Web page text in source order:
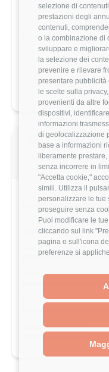
selezione di
prestazioni degli
contenuti,
o la combinazione di
sviluppare e
la selezione dei
prevenire e rilevare
presentare pubblicità
le scelte sulla
provenienti da altre
dispositivi,
informazioni
di geolocalizzazione
base a informazioni
liberamente
senza incorrere in
"Accetta cookie,"
simili. Utilizza il
personalizzare le tue
proseguire senza
Puoi modificare le
cliccando sul link
pagina o sull'icona
preferenze si
Buoni Pasto
Stock Options
Bonus Annuale
Auto Aziendale
Valutazione
Consulting di
Work-Life Balance
Crescita Professionale
Stack Tecnologico
Benefits
Formazione
Indice Benessere